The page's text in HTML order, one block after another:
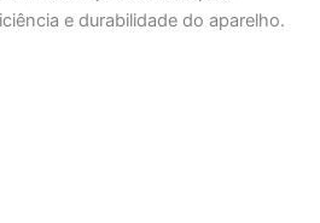
e durabilidade do aparelho.